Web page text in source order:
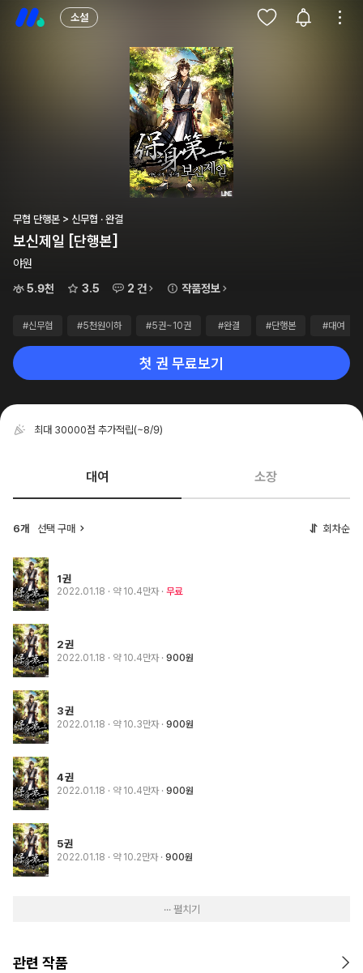
소설
무협 단행본 > 신무협 · 완결
보신제일 [단행본]
야원
5.9천
3.5 2 건 작품정보
#신무협 #5천원이하 #5권~10권 #완결 #단행본 #대여
첫 권 무료보기
최대 30000점 추가적립(~8/9)
대여 소장
6개 선택 구매 회차순
1권
2022.01.18 · 약 10.4만자 무료
2권
2022.01.18 · 약 10.4만자 900원
3권
2022.01.18 · 약 10.3만자 900원
4권
2022.01.18 · 약 10.4만자 900원
5권
2022.01.18 · 약 10.2만자 900원
··· 펼치기
관련 작품